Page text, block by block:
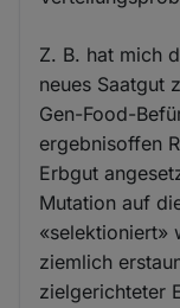
Z. B. hat mich
neues Saatgut
Gen-Food-
ergebnisoffen
Erbgut
Mutation auf
«selektioniert»
ziemlich
zielgerichteter